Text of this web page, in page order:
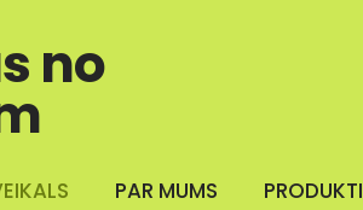
no
PAR MUMS PRODUKTI